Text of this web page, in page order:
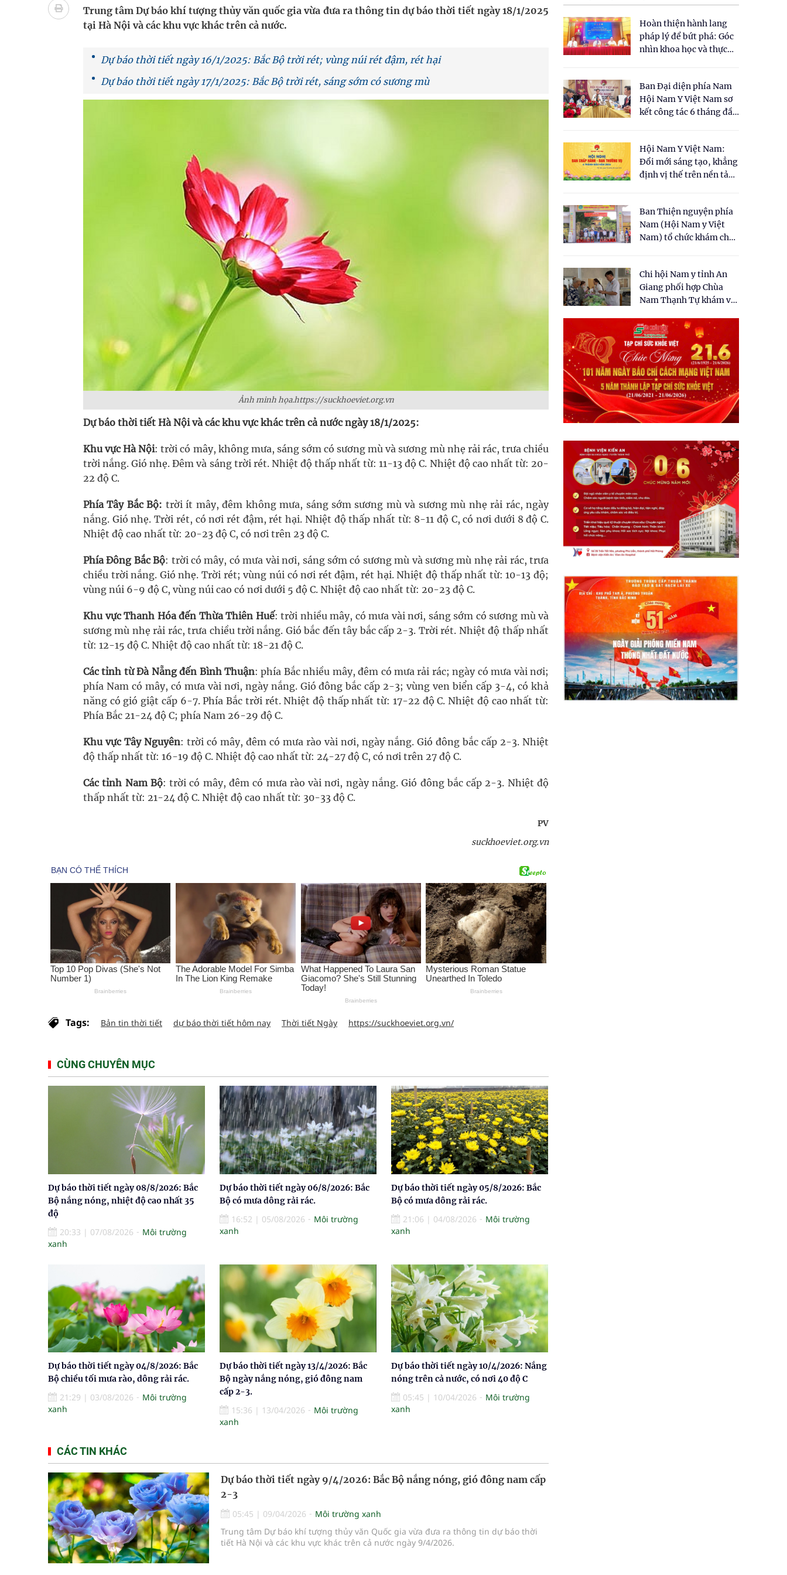
Vương Thành Công: Khi việc học bắt đầu từ trải nghiệm thực tế
Tầm soát sớm ung thư vú giúp cứu sống hàng nghìn phụ nữ mỗi năm
Giải pháp nâng cao thị lực thời hiện đại
Triển khai đồng bộ các giải pháp quản lý chất lượng thuốc
Trung tâm Dự báo khí tượng thủy văn quốc gia vừa đưa ra thông tin dự báo thời tiết ngày 18/1/2025
tại Hà Nội và các khu vực khác trên cả nước.
Dự báo thời tiết ngày 16/1/2025: Bắc Bộ trời rét; vùng núi rét đậm, rét hại
Dự báo thời tiết ngày 17/1/2025: Bắc Bộ trời rét, sáng sớm có sương mù
Ảnh minh họa.https://suckhoeviet.org.vn
Dự báo thời tiết Hà Nội và các khu vực khác trên cả nước ngày 18/1/2025:
Khu vực Hà Nội: trời có mây, không mưa, sáng sớm có sương mù và sương mù nhẹ rải rác, trưa chiều
trời nắng. Gió nhẹ. Đêm và sáng trời rét. Nhiệt độ thấp nhất từ: 11-13 độ C. Nhiệt độ cao nhất từ: 20-
22 độ C.
Phía Tây Bắc Bộ: trời ít mây, đêm không mưa, sáng sớm sương mù và sương mù nhẹ rải rác, ngày
nắng. Gió nhẹ. Trời rét, có nơi rét đậm, rét hại. Nhiệt độ thấp nhất từ: 8-11 độ C, có nơi dưới 8 độ C.
Nhiệt độ cao nhất từ: 20-23 độ C, có nơi trên 23 độ C.
Phía Đông Bắc Bộ: trời có mây, có mưa vài nơi, sáng sớm có sương mù và sương mù nhẹ rải rác, trưa
chiều trời nắng. Gió nhẹ. Trời rét; vùng núi có nơi rét đậm, rét hại. Nhiệt độ thấp nhất từ: 10-13 độ;
vùng núi 6-9 độ C, vùng núi cao có nơi dưới 5 độ C. Nhiệt độ cao nhất từ: 20-23 độ C.
Khu vực Thanh Hóa đến Thừa Thiên Huế: trời nhiều mây, có mưa vài nơi, sáng sớm có sương mù và
sương mù nhẹ rải rác, trưa chiều trời nắng. Gió bắc đến tây bắc cấp 2-3. Trời rét. Nhiệt độ thấp nhất
từ: 12-15 độ C. Nhiệt độ cao nhất từ: 18-21 độ C.
Các tỉnh từ Đà Nẵng đến Bình Thuận: phía Bắc nhiều mây, đêm có mưa rải rác; ngày có mưa vài nơi;
phía Nam có mây, có mưa vài nơi, ngày nắng. Gió đông bắc cấp 2-3; vùng ven biển cấp 3-4, có khả
năng có gió giật cấp 6-7. Phía Bắc trời rét. Nhiệt độ thấp nhất từ: 17-22 độ C. Nhiệt độ cao nhất từ:
Phía Bắc 21-24 độ C; phía Nam 26-29 độ C.
Khu vực Tây Nguyên: trời có mây, đêm có mưa rào vài nơi, ngày nắng. Gió đông bắc cấp 2-3. Nhiệt
độ thấp nhất từ: 16-19 độ C. Nhiệt độ cao nhất từ: 24-27 độ C, có nơi trên 27 độ C.
Các tỉnh Nam Bộ: trời có mây, đêm có mưa rào vài nơi, ngày nắng. Gió đông bắc cấp 2-3. Nhiệt độ
thấp nhất từ: 21-24 độ C. Nhiệt độ cao nhất từ: 30-33 độ C.
PV
suckhoeviet.org.vn
Tags: Bản tin thời tiết dự báo thời tiết hôm nay Thời tiết Ngày https://suckhoeviet.org.vn/
CÙNG CHUYÊN MỤC
Dự báo thời tiết ngày 08/8/2026: Bắc
Bộ nắng nóng, nhiệt độ cao nhất 35
độ
20:33 | 07/08/2026
Môi trường
xanh
Dự báo thời tiết ngày 06/8/2026: Bắc
Bộ có mưa dông rải rác.
16:52 | 05/08/2026
Môi trường
xanh
Dự báo thời tiết ngày 05/8/2026: Bắc
Bộ có mưa dông rải rác.
21:06 | 04/08/2026
Môi trường
xanh
Dự báo thời tiết ngày 04/8/2026: Bắc
Bộ chiều tối mưa rào, dông rải rác.
21:29 | 03/08/2026
Môi trường
xanh
Dự báo thời tiết ngày 13/4/2026: Bắc
Bộ ngày nắng nóng, gió đông nam
cấp 2-3.
15:36 | 13/04/2026
Môi trường
xanh
Dự báo thời tiết ngày 10/4/2026: Nắng
nóng trên cả nước, có nơi 40 độ C
05:45 | 10/04/2026
Môi trường
xanh
CÁC TIN KHÁC
Dự báo thời tiết ngày 9/4/2026: Bắc Bộ nắng nóng, gió đông nam cấp
2-3
05:45 | 09/04/2026
Môi trường xanh
Trung tâm Dự báo khí tượng thủy văn Quốc gia vừa đưa ra thông tin dự báo thời
tiết Hà Nội và các khu vực khác trên cả nước ngày 9/4/2026.
Hoàn thiện hành lang
pháp lý để bứt phá: Góc
nhìn khoa học và thực
cho Luật Y dược cổ
truyền Việt Nam"
Ban Đại diện phía Nam
Hội Nam Y Việt Nam sơ
kết công tác 6 tháng đầu
Hội Nam Y Việt Nam:
Đổi mới sáng tạo, khẳng
định vị thế trên nền tảng
Ban Thiện nguyện phía
Nam (Hội Nam y Việt
Nam) tổ chức khám chữa
dân tại xã Tân Tập
Chi hội Nam y tỉnh An
Giang phối hợp Chùa
Nam Thạnh Tự khám và
nhân dân